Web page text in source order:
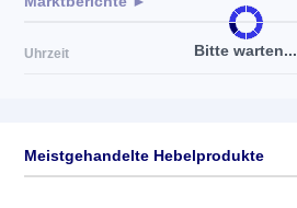
Bitte warten...
Uhrzeit
Meistgehandelte Hebelprodukte